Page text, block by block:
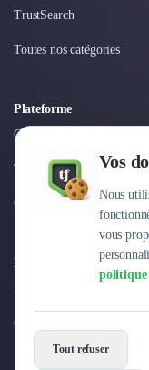
Vos
Nous
vous
politique
Tout refuser
Espaces de Coworking
TrustSearch
Toutes nos catégories
Plateforme
Connexion
Tarifs
Centre d'aide
Entreprise
Pourquoi Trustfolio ?
Offres d'emploi